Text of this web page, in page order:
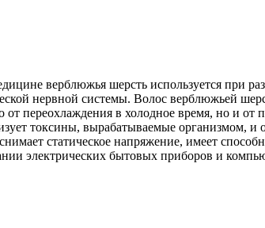
верблюжья шерсть используется при
нервной системы. Волос верблюжьей
переохлаждения в холодное время, но и
токсины, вырабатываемые организмом, и
статическое напряжение, имеет
электрических бытовых приборов и